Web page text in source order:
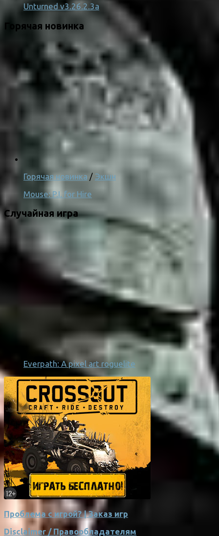
Unturned v3.26.2.3a
Горячая новинка
Горячая новинка / Экшн
Mouse: P.I. for Hire
Случайная игра
Everpath: A pixel art roguelite
Проблема с игрой? | Заказ игр
Disclaimer / Правообладателям